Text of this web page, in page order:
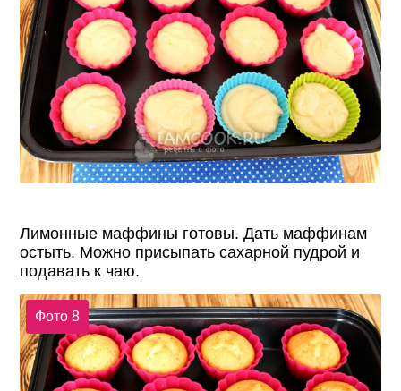
Лимонные маффины готовы. Дать маффинам
остыть. Можно присыпать сахарной пудрой и
подавать к чаю.
Фото 8